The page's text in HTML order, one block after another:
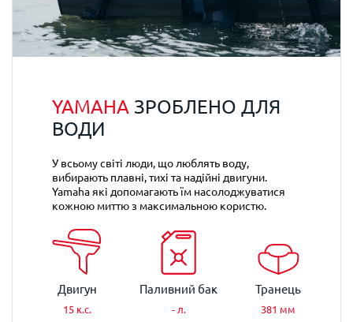
YAMAHA ЗРОБЛЕНО ДЛЯ
ВОДИ
У всьому світі люди, що люблять воду,
вибирають плавні, тихі та надійні двигуни.
Yamaha які допомагають їм насолоджуватися
кожною миттю з максимальною користю.
Двигун
15 к.с.
Паливний бак
- л.
Транець
381 мм